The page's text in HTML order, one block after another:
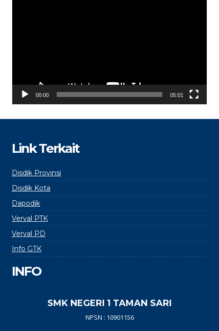
00:00 05:01
Link Terkait
Disdik Provinsi
Disdik Kota
Dapodik
Verval PTK
Verval PD
Info GTK
INFO
SMK NEGERI 1 TAMAN SARI
NPSN : 10901156